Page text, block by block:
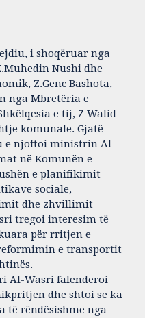
i shoqëruar nga
Nushi dhe
Z.Genc Bashota,
nga Mbretëria e
e tij, Z Walid
komunale. Gjatë
e njoftoi ministrin Al-
në Komunën e
e planifikimit
sociale,
dhe zhvillimit
tregoi interesim të
për rritjen e
e transportit
Al-Wasri falenderoi
dhe shtoi se ka
të rëndësishme nga